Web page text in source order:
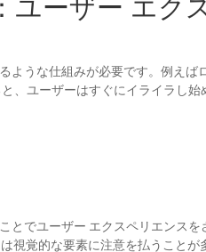
うな仕組みが必要です。例え
ユーザーはすぐにイライラし始
でユーザー エクスペリエンス
視覚的な要素に注意を払うこと